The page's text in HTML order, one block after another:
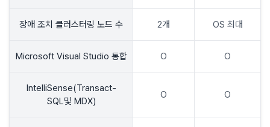
장애 조치 클러스터링 노드 수 2개 OS 최대
Microsoft Visual Studio 통합 O O
IntelliSense(Transact-
SQL및 MDX)
O O